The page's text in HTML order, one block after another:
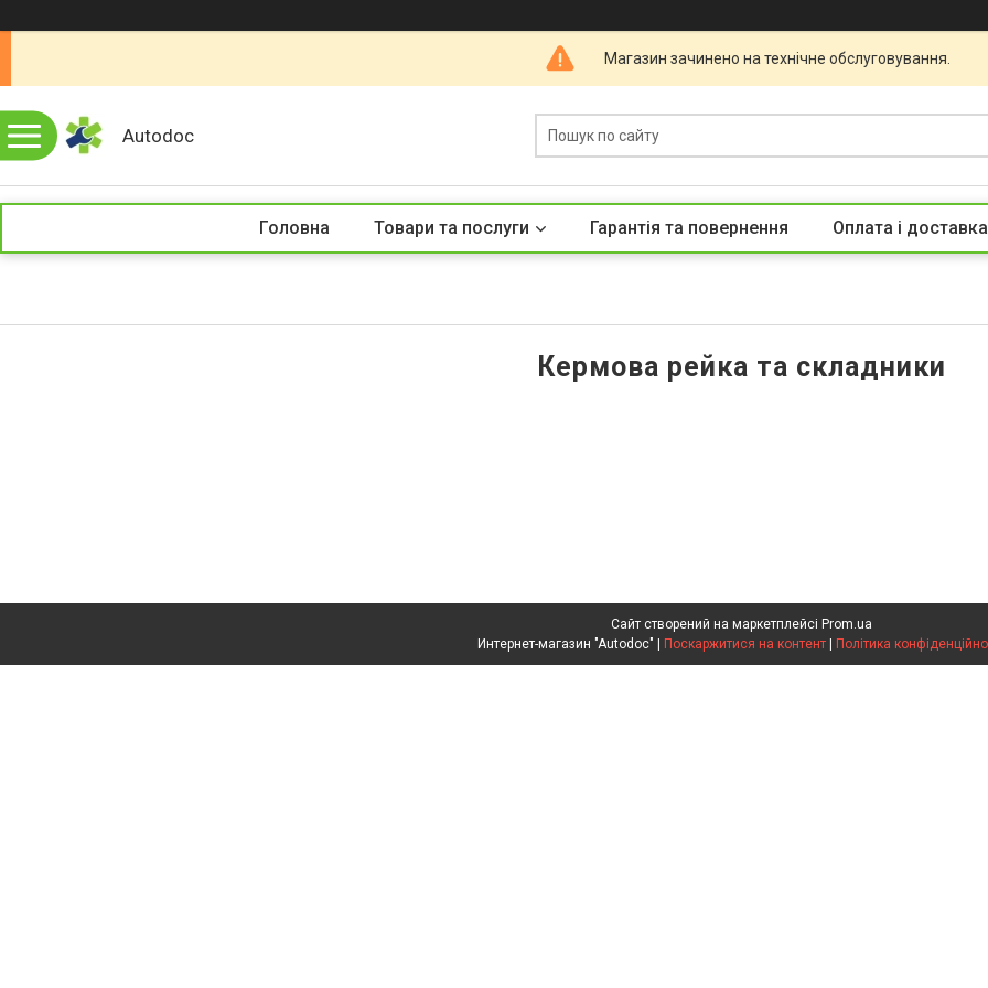
Магазин зачинено на технічне обслуговування.
Autodoc
Головна Товари та послуги Гарантія та повернення Оплата і доставка
Кермова рейка та складники
Сайт створений на маркетплейсі Prom.ua
Поскаржитися на контент Політика